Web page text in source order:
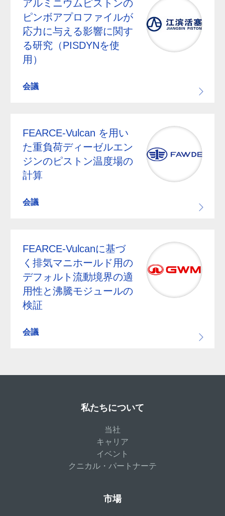
アルミニウムピストンの
ピンボアプロファイルが
応力に与える影響に関す
る研究（PISDYNを使
用）
会議
FEARCE-Vulcan を用い
た重負荷ディーゼルエン
ジンのピストン温度場の
計算
会議
FEARCE-Vulcanに基づ
く排気マニホールド用の
デフォルト流動境界の適
用性と沸騰モジュールの
検証
会議
私たちについて
当社
キャリア
イベント
クニカル・パートナーテ
市場